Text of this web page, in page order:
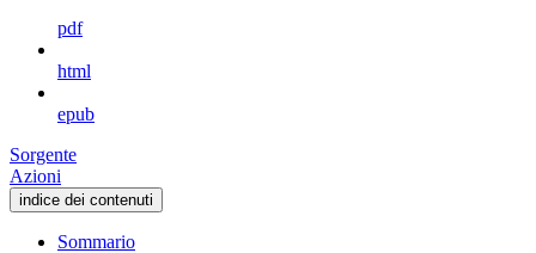
pdf
html
epub
Sorgente
Azioni
indice dei contenuti
Sommario